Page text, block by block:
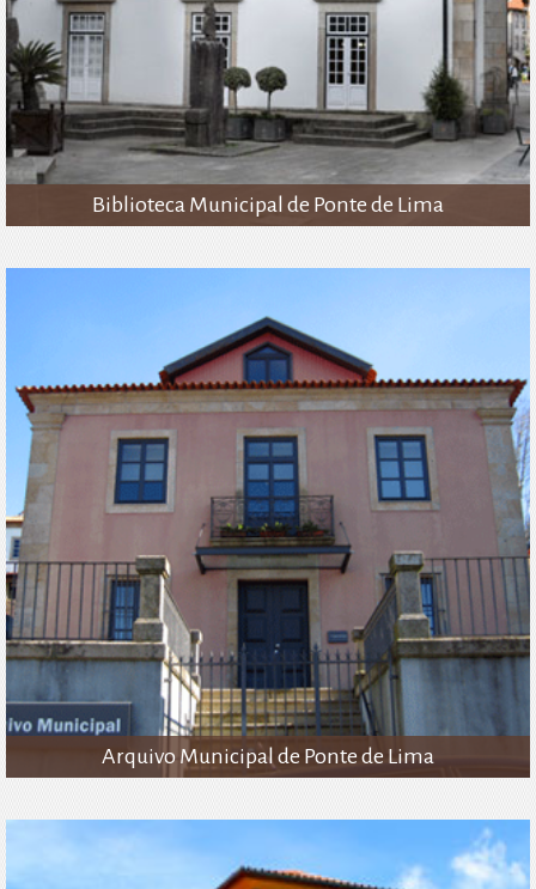
Biblioteca Municipal de Ponte de Lima
Arquivo Municipal de Ponte de Lima